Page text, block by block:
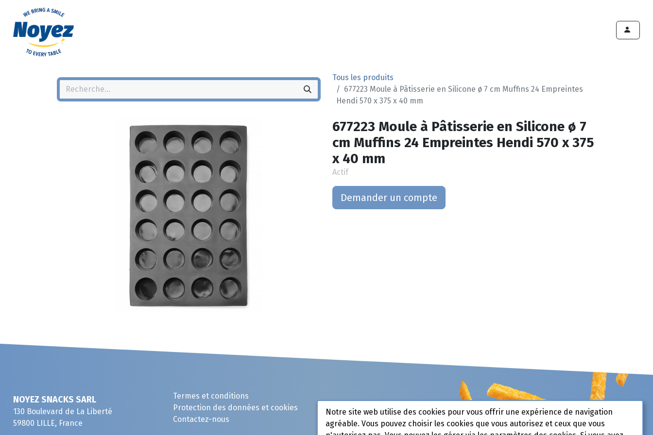
Tous les produits
677223 Moule à Pâtisserie en Silicone ø 7 cm Muffins 24 Empreintes
Hendi 570 x 375 x 40 mm
677223 Moule à Pâtisserie en Silicone ø 7
cm Muffins 24 Empreintes Hendi 570 x 375
x 40 mm
Actif
Demander un compte
NOYEZ SNACKS SARL
130 Boulevard de La Liberté
59800 LILLE, France
Termes et conditions
Protection des données et cookies
Contactez-nous
Notre site web utilise des cookies pour vous offrir une expérience de navigation
agréable. Vous pouvez choisir les cookies que vous autorisez et ceux que vous